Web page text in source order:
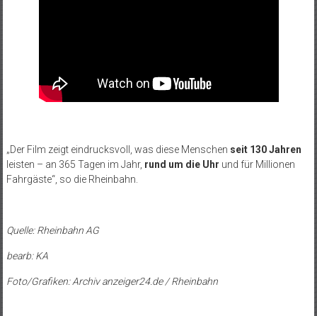
„Der Film zeigt eindrucksvoll, was diese Menschen seit 130 Jahren
leisten – an 365 Tagen im Jahr, rund um die Uhr und für Millionen
Fahrgäste“, so die Rheinbahn.
Quelle: Rheinbahn AG
bearb: KA
Foto/Grafiken: Archiv anzeiger24.de / Rheinbahn